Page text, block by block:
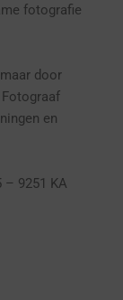
fotografie
door
en
9251 KA